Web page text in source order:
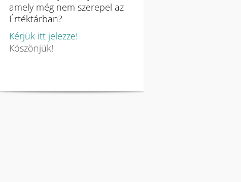
amely még nem szerepel az
Értéktárban?
Kérjük itt jelezze!
Köszönjük!